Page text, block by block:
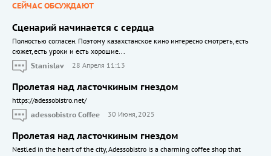
СЕЙЧАС ОБСУЖДАЮТ
Сценарий начинается с сердца
Полностью согласен. Поэтому казахстанское кино интересно смотреть, есть
сюжет, есть уроки и есть хорошие...
Stanislav
28 Апреля 11:13
Пролетая над ласточкиным гнездом
https://adessobistro.net/
adessobistro Coffee
30 Июня, 2025
Пролетая над ласточкиным гнездом
Nestled in the heart of the city, Adessobistro is a charming coffee shop that